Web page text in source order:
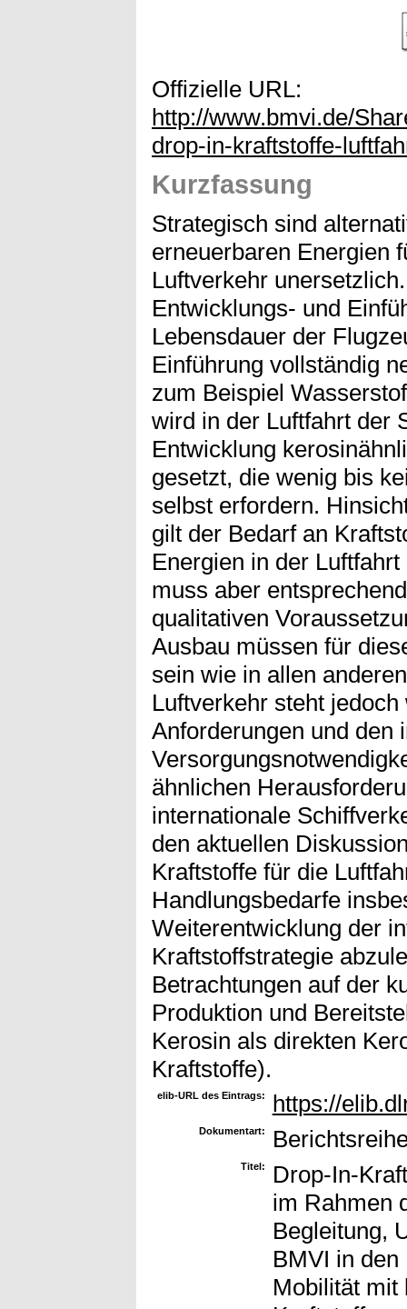
Offizielle URL:
http://www.bmvi.de/
drop-in-kraftstoffe-
Kurzfassung
Strategisch sind
erneuerbaren Energien
Luftverkehr
Entwicklungs- und
Lebensdauer der
Einführung vollständig
zum Beispiel
wird in der Luftfahrt der
Entwicklung
gesetzt, die wenig bis
selbst erfordern.
gilt der Bedarf an
Energien in der
muss aber
qualitativen
Ausbau müssen für
sein wie in allen
Luftverkehr steht
Anforderungen und den
ähnlichen
internationale
den aktuellen
Kraftstoffe für die
Handlungsbedarfe
Weiterentwicklung der
Kraftstoffstrategie
Betrachtungen auf der
Produktion und
Kerosin als direkten
Kraftstoffe).
elib-URL des Eintrags: https://
Dokumentart:
Titel:
Drop-In-
im Rahmen
Begleitung,
BMVI in
Mobilität mit